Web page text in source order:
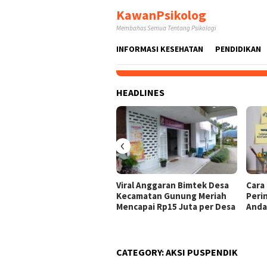
KawanPsikolog
Membahas Semua Tentang Psikologi
INFORMASI KESEHATAN PENDIDIKAN
HEADLINES
Viral Anggaran Bimtek Desa
Kecamatan Gunung Meriah
Mencapai Rp15 Juta per Desa
Anda
‹
CATEGORY:AKSI PUSPENDIK